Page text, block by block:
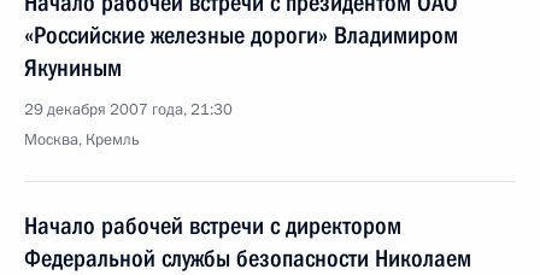
«Российские железные дороги» Владимиром
Якуниным
29 декабря 2007 года, 21:30
Москва, Кремль
Начало рабочей встречи с директором
Федеральной службы безопасности Николаем